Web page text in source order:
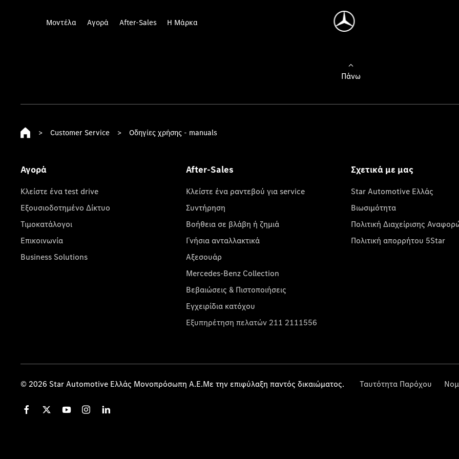
Μοντέλα Αγορά After-Sales Η Μάρκα
Πάνω
> Customer Service > Οδηγίες χρήσης - manuals
Αγορά
Κλείστε ένα test drive
Εξουσιοδοτημένο Δίκτυο
Τιμοκατάλογοι
Επικοινωνία
Business Solutions
After-Sales
Κλείστε ένα ραντεβού για service
Συντήρηση
Βοήθεια σε βλάβη ή ζημιά
Γνήσια ανταλλακτικά
Αξεσουάρ
Mercedes-Benz Collection
Βεβαιώσεις & Πιστοποιήσεις
Εγχειρίδια κατόχου
Εξυπηρέτηση πελατών 211 2111556
Σχετικά με μας
Star Automotive Ελλάς
Βιωσιμότητα
Πολιτική Διαχείρισης
Πολιτική απορρήτου 5Star
© 2026 Star Automotive Ελλάς Μονοπρόσωπη Α.Ε.Με την επιφύλαξη παντός δικαιώματος. Ταυτότητα Παρόχου